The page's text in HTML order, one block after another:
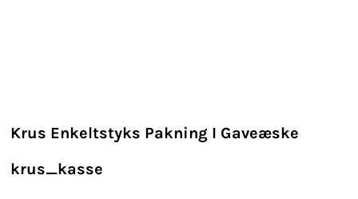
Krus Enkeltstyks Pakning I Gaveæske
krus_kasse